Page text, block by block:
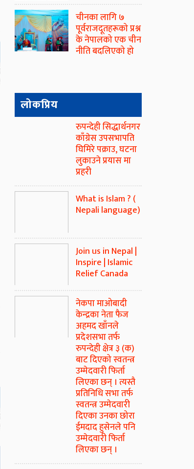
चीनका लागि ७
पूर्वराजदूतहरूको प्रश्न
के नेपालको एक चीन
नीति बदलिएको हो
लोकप्रिय
रुपन्देही सिद्धार्थनगर
काँग्रेस उपसभापति
घिमिरे पक्राउ, घटना
लुकाउने प्रयास मा
प्रहरी
What is Islam ? (
Nepali language)
Join us in Nepal |
Inspire | Islamic
Relief Canada
नेकपा माओबादी
केन्द्रका नेता फैज
अहमद खाँनले
प्रदेशसभा तर्फ
रुपन्देही क्षेत्र ३ (क)
बाट दिएको स्वतन्त्र
उम्मेदवारी फिर्ता
लिएका छन् । त्यस्तै
प्रतिनिधि सभा तर्फ
स्वतन्त्र उम्मेदवारी
दिएका उनका छोरा
ईमदाद हुसेनले पनि
उम्मेदवारी फिर्ता
लिएका छन् ।